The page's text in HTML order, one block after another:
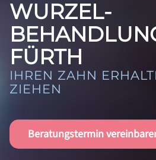
WURZEL­
FÜRTH
IHREN ZAHN
ZIEHEN
Beratungstermin